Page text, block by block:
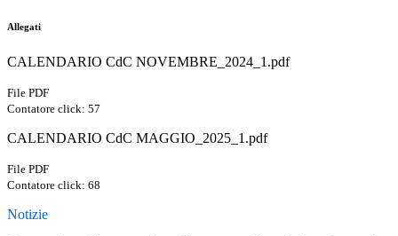
Allegati
CALENDARIO CdC NOVEMBRE_2024_1.pdf
File PDF
Contatore click: 57
CALENDARIO CdC MAGGIO_2025_1.pdf
File PDF
Contatore click: 68
Notizie